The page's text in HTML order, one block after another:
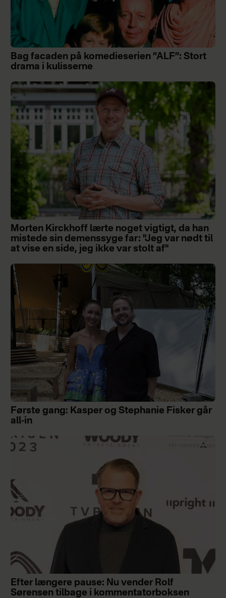
Bag facaden på komedieserien ”ALF”: Stort
drama i kulisserne
Morten Kirckhoff lærte noget vigtigt, da han
mistede sin demenssyge far: "Jeg var nødt til
at vise en side, jeg ikke var stolt af"
Første gang: Kasper og Stephanie Fisker går
all-in
Efter længere pause: Nu vender Rolf
Sørensen tilbage i kommentatorboksen